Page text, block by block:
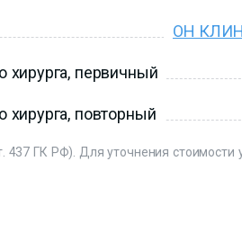
ОН
хирурга, первичный
хирурга, повторный
ГК РФ). Для уточнения стоимости